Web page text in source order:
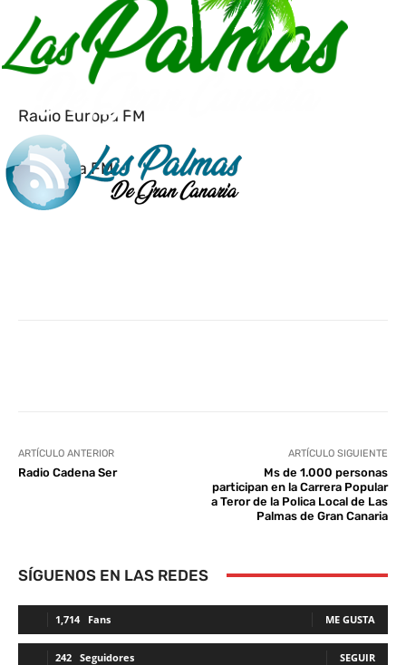
Facebook Twitter WhatsApp
Radio Europa FM
ARTÍCULO ANTERIOR
Radio Cadena Ser
ARTÍCULO SIGUIENTE
Ms de 1.000 personas
participan en la Carrera Popular
a Teror de la Polica Local de Las
Palmas de Gran Canaria
SÍGUENOS EN LAS REDES
1,714 Fans ME GUSTA
242 Seguidores SEGUIR